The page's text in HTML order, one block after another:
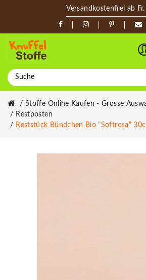
Versandkostenfrei ab
Stoffe Online Kaufen - Grosse
Restposten
Reststück Bündchen Bio "Softrosa"